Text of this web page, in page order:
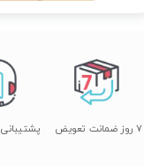
پشتیبانی 7 روز هفته ۷ روز ضمانت تعویض